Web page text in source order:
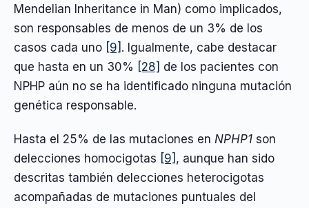
Mendelian Inheritance in Man) como implicados,
son responsables de menos de un 3% de los
casos cada uno [9] . Igualmente, cabe destacar
que hasta en un 30% [28] de los pacientes con
NPHP aún no se ha identificado ninguna mutación
genética responsable.
Hasta el 25% de las mutaciones en NPHP1 son
delecciones homocigotas [9] , aunque han sido
descritas también delecciones heterocigotas
acompañadas de mutaciones puntuales del